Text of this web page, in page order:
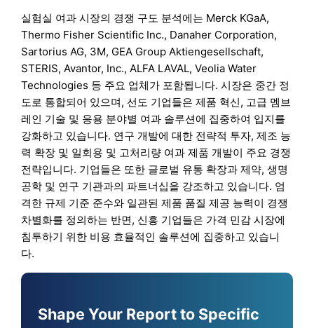
실험실 여과 시장의 경쟁 구도 분석에는 Merck KGaA,
Thermo Fisher Scientific Inc., Danaher Corporation,
Sartorius AG, 3M, GEA Group Aktiengesellschaft,
STERIS, Avantor, Inc., ALFA LAVAL, Veolia Water
Technologies 등 주요 업체가 포함됩니다. 시장은 중간 정
도로 통합되어 있으며, 선도 기업들은 제품 혁신, 고급 멤브
레인 기술 및 응용 분야별 여과 솔루션에 집중하여 입지를
강화하고 있습니다. 연구 개발에 대한 전략적 투자, 제조 능
력 확장 및 일회용 및 고처리량 여과 제품 개발이 주요 경쟁
전략입니다. 기업들은 또한 글로벌 유통 확장과 제약, 생명
공학 및 연구 기관과의 파트너십을 강조하고 있습니다. 엄
격한 규제 기준 준수와 일관된 제품 품질 제공 능력이 경쟁
차별화를 정의하는 반면, 신흥 기업들은 가격 민감 시장에
침투하기 위한 비용 효율적인 솔루션에 집중하고 있습니
다.
Shape Your Report to Specific